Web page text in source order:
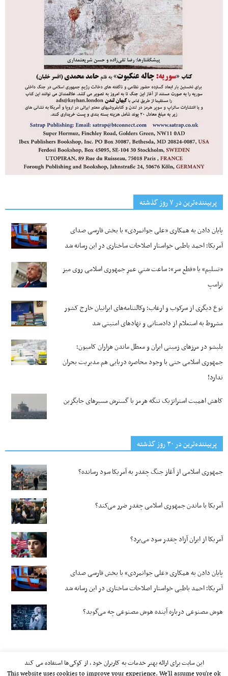
پربیننده‌ترین‌ در ۷ روز گذشته
پایان دادن به همکاری «علی جوانمردی» با بخش فارسی صدای
آمریکا؛ احمد باطبی خواستار اصلاحات ساختاری در این رسانه شد
«تسلیم» یا «قطع سر»؛ ساعت شنیِ عمرِ جمهوری اسلامی روی میز
ترامپ
نوع دیگری از سرکوب و ارعاب؛ وکالتنامه‌های ایرانیان خارج کشور
مشروط به استعلام از دادستانی و نهادهای امنیتی شد
بلبشو در مرزهای زمینی ایران و معطل ماندن هزاران کامیون؛
جمهوری اسلامی حتی با وجود محاصره دریایی هم مدیریت بحران
ندارد!
کاهش اهمیت استراتژیک تنگه‌ هرمز با گسترش مسیرهای جایگزین
پربیننده‌ترین‌ در ۳۰ روز گذشته
جمهوری اسلامی از آغاز جنگ چقدر به آمریکا سود رسانده؟
آمریکا با ماندن جمهوری اسلامی چقدر ضرر می‌کند؟
آمریکا از ایران آزاد چقدر سود می‌برد؟
پایان دادن به همکاری «علی جوانمردی» با بخش فارسی صدای
آمریکا؛ احمد باطبی خواستار اصلاحات ساختاری در این رسانه شد
هوش مصنوعی درباره آینده هوش مصنوعی چه می‌گوید؟
این سایت برای ارائه بهتر خدمات به کاربران خود ، از کوکی‌ها استفاده می کند